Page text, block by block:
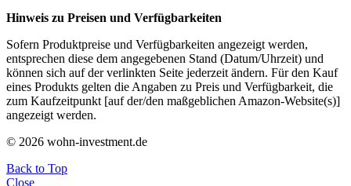
Hinweis zu Preisen und Verfügbarkeiten
Sofern Produktpreise und Verfügbarkeiten angezeigt werden,
entsprechen diese dem angegebenen Stand (Datum/Uhrzeit) und
können sich auf der verlinkten Seite jederzeit ändern. Für den Kauf
eines Produkts gelten die Angaben zu Preis und Verfügbarkeit, die
zum Kaufzeitpunkt [auf der/den maßgeblichen Amazon-Website(s)]
angezeigt werden.
© 2026 wohn-investment.de
Back to Top
Close